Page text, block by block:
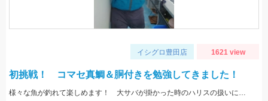
イシグロ豊田店 1621 view
初挑戦！ コマセ真鯛＆胴付きを勉強してきました！
様々な魚が釣れて楽しめます！ 大サバが掛かった時のハリスの扱いにはご用心！